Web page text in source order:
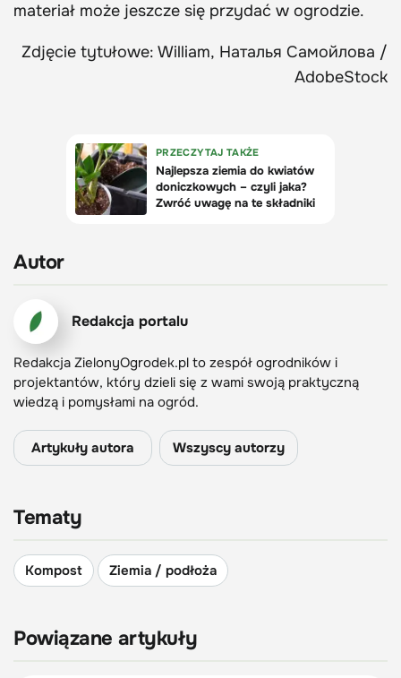
materiał może jeszcze się przydać w ogrodzie.
Zdjęcie tytułowe: William, Наталья Самойлова /
AdobeStock
Autor
Redakcja portalu
Redakcja ZielonyOgrodek.pl to zespół ogrodników i
projektantów, który dzieli się z wami swoją praktyczną
wiedzą i pomysłami na ogród.
Artykuły autora Wszyscy autorzy
Tematy
Kompost Ziemia / podłoża
Powiązane artykuły